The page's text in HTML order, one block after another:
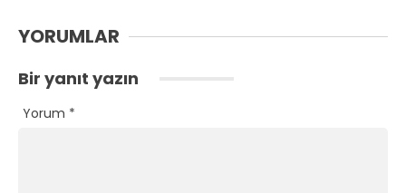
YORUMLAR
Bir yanıt yazın
Yorum *